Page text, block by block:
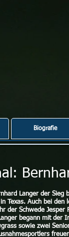
Biografie
Langer der
Texas. Auch bei
der Schwede
begann mit der
sowie zwei